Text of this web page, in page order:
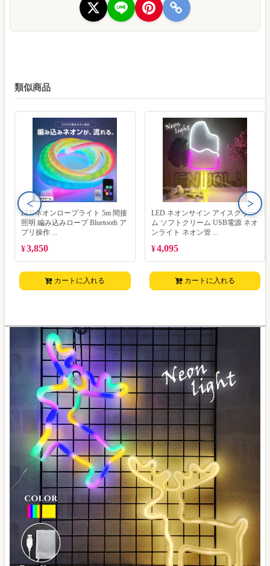
類似商品
LEDネオンロープライト 5m 間接
照明 編み込みロープ Bluetooth ア
プリ操作 ...
¥3,850
カートに入れる
LED ネオンサイン アイスクリー
ム ソフトクリーム USB電源 ネオ
ンライト ネオン管 ...
¥4,095
カートに入れる
< >